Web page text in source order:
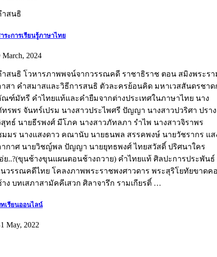
ำสนธิ
ระการเรียนรู้ภาษาไทย
March, 2024
ำสนธิ โวหารภาพพจน์จากวรรณคดี ราชาธิราช ตอน สมิงพระรา
าสา คำสมาสและวิธีการสนธิ ตัวละครย้อนคิด มหาเวสสันดรชาด
ณฑ์มัทรี คำไทยแท้และคำยืมจากต่างประเทศในภาษาไทย นาง
รพร จันทร์เปรม นางสาวประไพศรี ปัญญา นางสาวปวริศา ปราง
ทธ์ นายธีรพงศ์ มีโภค นางสาวภัทลภา รำไพ นางสาวจิราพร
มมร นางแสงดาว คณานับ นายธนพล สรรคพงษ์ นายวัชรากร แส
ากาศ นายวิชญ์พล ปัญญา นายยุทธพงศ์ ไทยสวัสดิ์ ปริศนาใคร
ย..?(ขุนช้างขุนแผนตอนช้างถวาย) คำไทยแท้ ศิลปะการประพันธ์
นวรรณคดีไทย โคลงภาพพระราชพงศาวดาร พระสุริโยทัยขาดค
ง บทเสภาสามัคคีเสวก ศิลาจารึก รามเกียรติ์ …
เรียนออนไลน์
May, 2022